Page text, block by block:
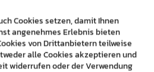
Pressemitteilung
Burgenland
Cookies setzen, damit Ihnen
angenehmes Erlebnis bieten
von Drittanbietern teilweise
alle Cookies akzeptieren und
widerrufen oder der Verwendung